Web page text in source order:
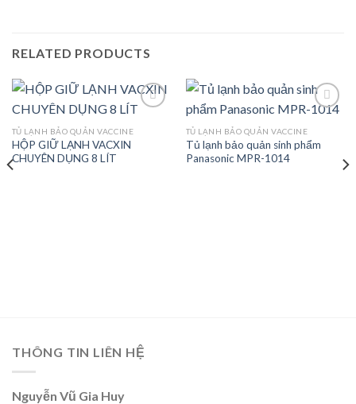
RELATED PRODUCTS
TỦ LẠNH BẢO QUẢN VACCINE
HỘP GIỮ LẠNH VACXIN
CHUYÊN DỤNG 8 LÍT
Add to
TỦ LẠNH BẢO QUẢN VACCINE
Tủ lạnh bảo quản sinh phẩm
Panasonic MPR-1014
THÔNG TIN LIÊN HỆ
Nguyễn Vũ Gia Huy